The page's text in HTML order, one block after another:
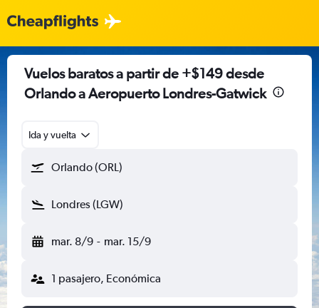
Vuelos baratos a partir de +$149 desde
Orlando a Aeropuerto Londres-Gatwick
Ida y vuelta
Orlando (ORL)
Londres (LGW)
mar. 8/9 - mar. 15/9
1 pasajero, Económica